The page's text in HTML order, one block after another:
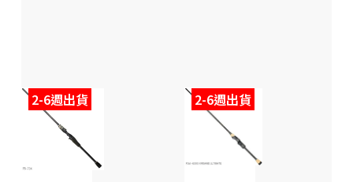
2-6週出貨 2-6週出貨